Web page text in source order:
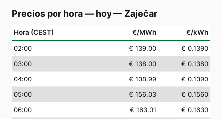
Precios por hora — hoy— Zaječar
Hora (CEST) €/MWh €/kWh
02:00 € 139.00
€ 0.1390
03:00 € 138.00
€ 0.1380
04:00 € 138.99
€ 0.1390
05:00 € 156.03
€ 0.1560
06:00 € 163.01
€ 0.1630